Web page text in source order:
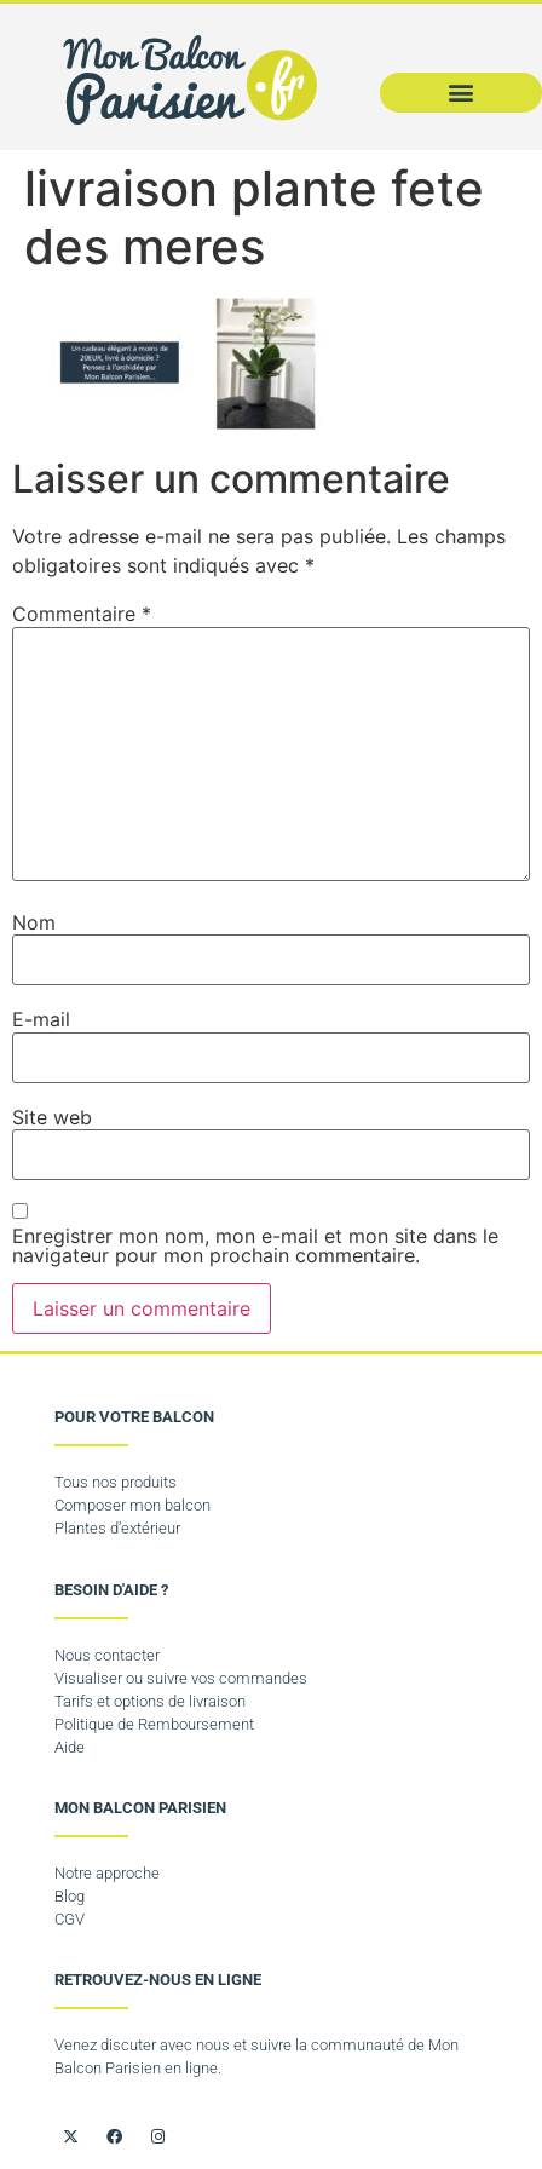
livraison plante fete
des meres
Laisser un commentaire
Votre adresse e-mail ne sera pas publiée. Les champs
obligatoires sont indiqués avec *
Commentaire *
Nom
E-mail
Site web
Enregistrer mon nom, mon e-mail et mon site dans le
navigateur pour mon prochain commentaire.
POUR VOTRE BALCON
Tous nos produits
Composer mon balcon
Plantes d’extérieur
BESOIN D'AIDE ?
Nous contacter
Visualiser ou suivre vos commandes
Tarifs et options de livraison
Politique de Remboursement
Aide
MON BALCON PARISIEN
Notre approche
Blog
CGV
RETROUVEZ-NOUS EN LIGNE
Venez discuter avec nous et suivre la communauté de Mon
Balcon Parisien en ligne.